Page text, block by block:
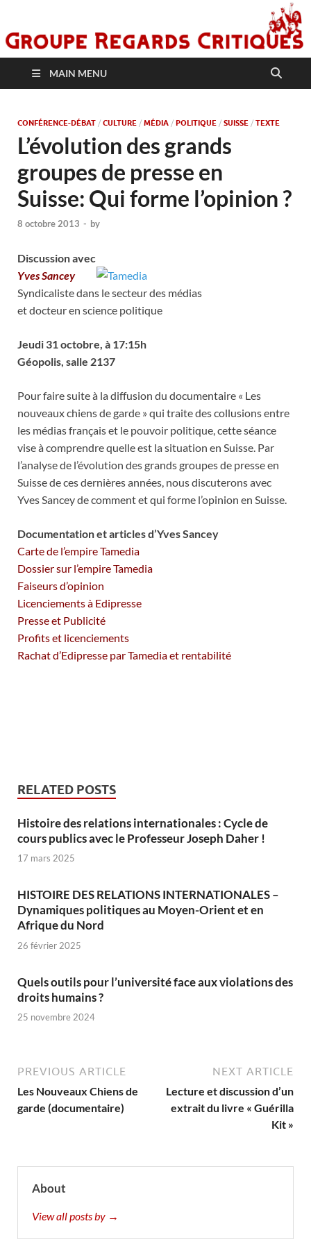
MAIN MENU
CONFÉRENCE-DÉBAT / CULTURE / MÉDIA / POLITIQUE / SUISSE / TEXTE
L’évolution des grands
groupes de presse en
Suisse: Qui forme l’opinion ?
8 octobre 2013 - by
Discussion avec
YvesSancey
Syndicaliste dans le secteur des médias
et docteur en science politique
Jeudi 31 octobre, à 17:15h
Géopolis, salle 2137
Pour faire suite à la diffusion du documentaire « Les
nouveaux chiens de garde » qui traite des collusions entre
les médias français et le pouvoir politique, cette séance
vise à comprendre quelle est la situation en Suisse. Par
l’analyse de l’évolution des grands groupes de presse en
Suisse de ces dernières années, nous discuterons avec
Yves Sancey de comment et qui forme l’opinion en Suisse.
Documentation et articles d’Yves Sancey
Carte de l’empire Tamedia
Dossier sur l’empire Tamedia
Faiseurs d’opinion
Licenciements à Edipresse
Presse et Publicité
Profits et licenciements
Rachat d’Edipresse par Tamedia et rentabilité
RELATED POSTS
Histoire des relations internationales : Cycle de
cours publics avec le Professeur Joseph Daher !
17 mars 2025
HISTOIRE DES RELATIONS INTERNATIONALES –
Dynamiques politiques au Moyen-Orient et en
Afrique du Nord
26 février 2025
Quels outils pour l’université face aux violations des
droits humains ?
25 novembre 2024
PREVIOUS ARTICLE
Les Nouveaux Chiens de
garde (documentaire)
NEXT ARTICLE
Lecture et discussion d’un
extrait du livre « Guérilla
Kit »
About
View all posts by →